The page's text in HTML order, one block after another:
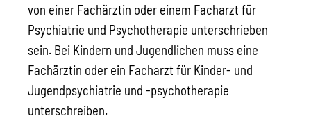
von einer Fachärztin oder einem Facharzt für
Psychiatrie und Psychotherapie unterschrieben
sein. Bei Kindern und Jugendlichen muss eine
Fachärztin oder ein Facharzt für Kinder- und
Jugendpsychiatrie und -psychotherapie
unterschreiben.